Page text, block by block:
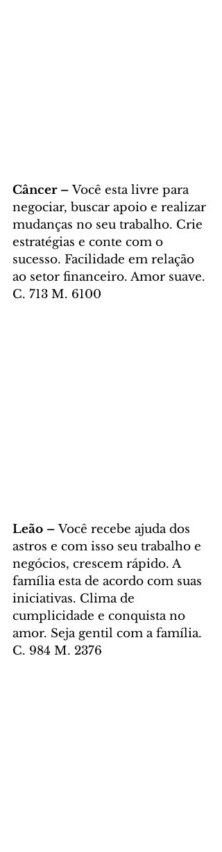
Câncer – Você esta livre para
negociar, buscar apoio e realizar
mudanças no seu trabalho. Crie
estratégias e conte com o
sucesso. Facilidade em relação
ao setor financeiro. Amor suave.
C. 713 M. 6100
Leão – Você recebe ajuda dos
astros e com isso seu trabalho e
negócios, crescem rápido. A
família esta de acordo com suas
iniciativas. Clima de
cumplicidade e conquista no
amor. Seja gentil com a família.
C. 984 M. 2376